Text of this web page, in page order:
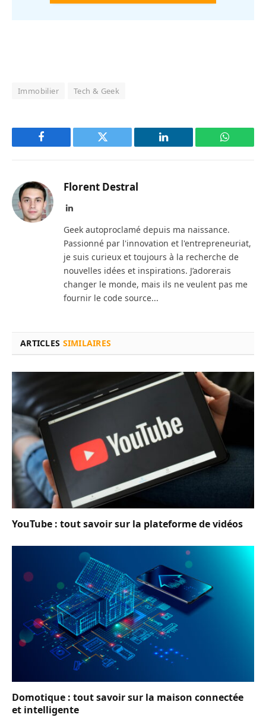
Immobilier Tech & Geek
Facebook Twitter LinkedIn
Florent Destral
LinkedIn
Geek autoproclamé depuis ma naissance.
Passionné par l'innovation et l'entrepreneuriat,
je suis curieux et toujours à la recherche de
nouvelles idées et inspirations. J’adorerais
changer le monde, mais ils ne veulent pas me
fournir le code source...
ARTICLES SIMILAIRES
YouTube : tout savoir sur la plateforme de vidéos
Domotique : tout savoir sur la maison connectée
et intelligente